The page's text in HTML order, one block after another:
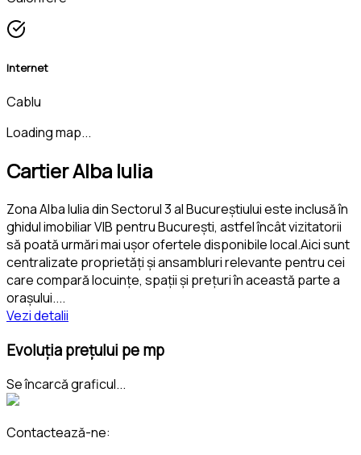
Internet
Cablu
Loading map...
Cartier Alba Iulia
Zona Alba Iulia din Sectorul 3 al Bucureștiului este inclusă în
ghidul imobiliar VIB pentru București, astfel încât vizitatorii
să poată urmări mai ușor ofertele disponibile local.Aici sunt
centralizate proprietăți și ansambluri relevante pentru cei
care compară locuințe, spații și prețuri în această parte a
orașului....
Vezi detalii
Evoluția prețului pe mp
Se încarcă graficul...
Contactează-ne: